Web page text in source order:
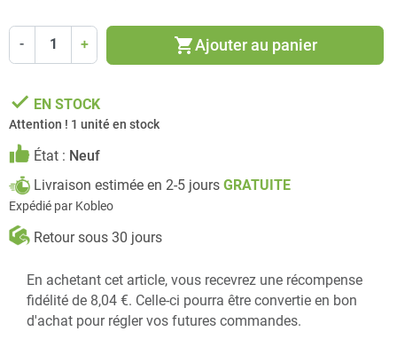
- + shopping_cartAjouter au panier
done EN STOCK
Attention ! 1 unité en stock
État : Neuf
Livraison estimée en 2-5 jours GRATUITE
Expédié par Kobleo
Retour sous 30 jours
En achetant cet article, vous recevrez une récompense
fidélité de 8,04 €. Celle-ci pourra être convertie en bon
d'achat pour régler vos futures commandes.